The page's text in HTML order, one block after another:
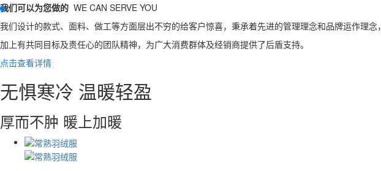
我们可以为您做的 WE CAN SERVE YOU
我们设计的款式、面料、做工等方面层出不穷的给客户惊喜，秉承着先进的管理理念和品牌运作理念，
加上有共同目标及责任心的团队精神，为广大消费群体及经销商提供了后盾支持。
点击查看详情
无惧寒冷 温暖轻盈
厚而不肿 暖上加暖